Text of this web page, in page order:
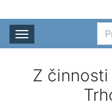
Rozbalit
Z